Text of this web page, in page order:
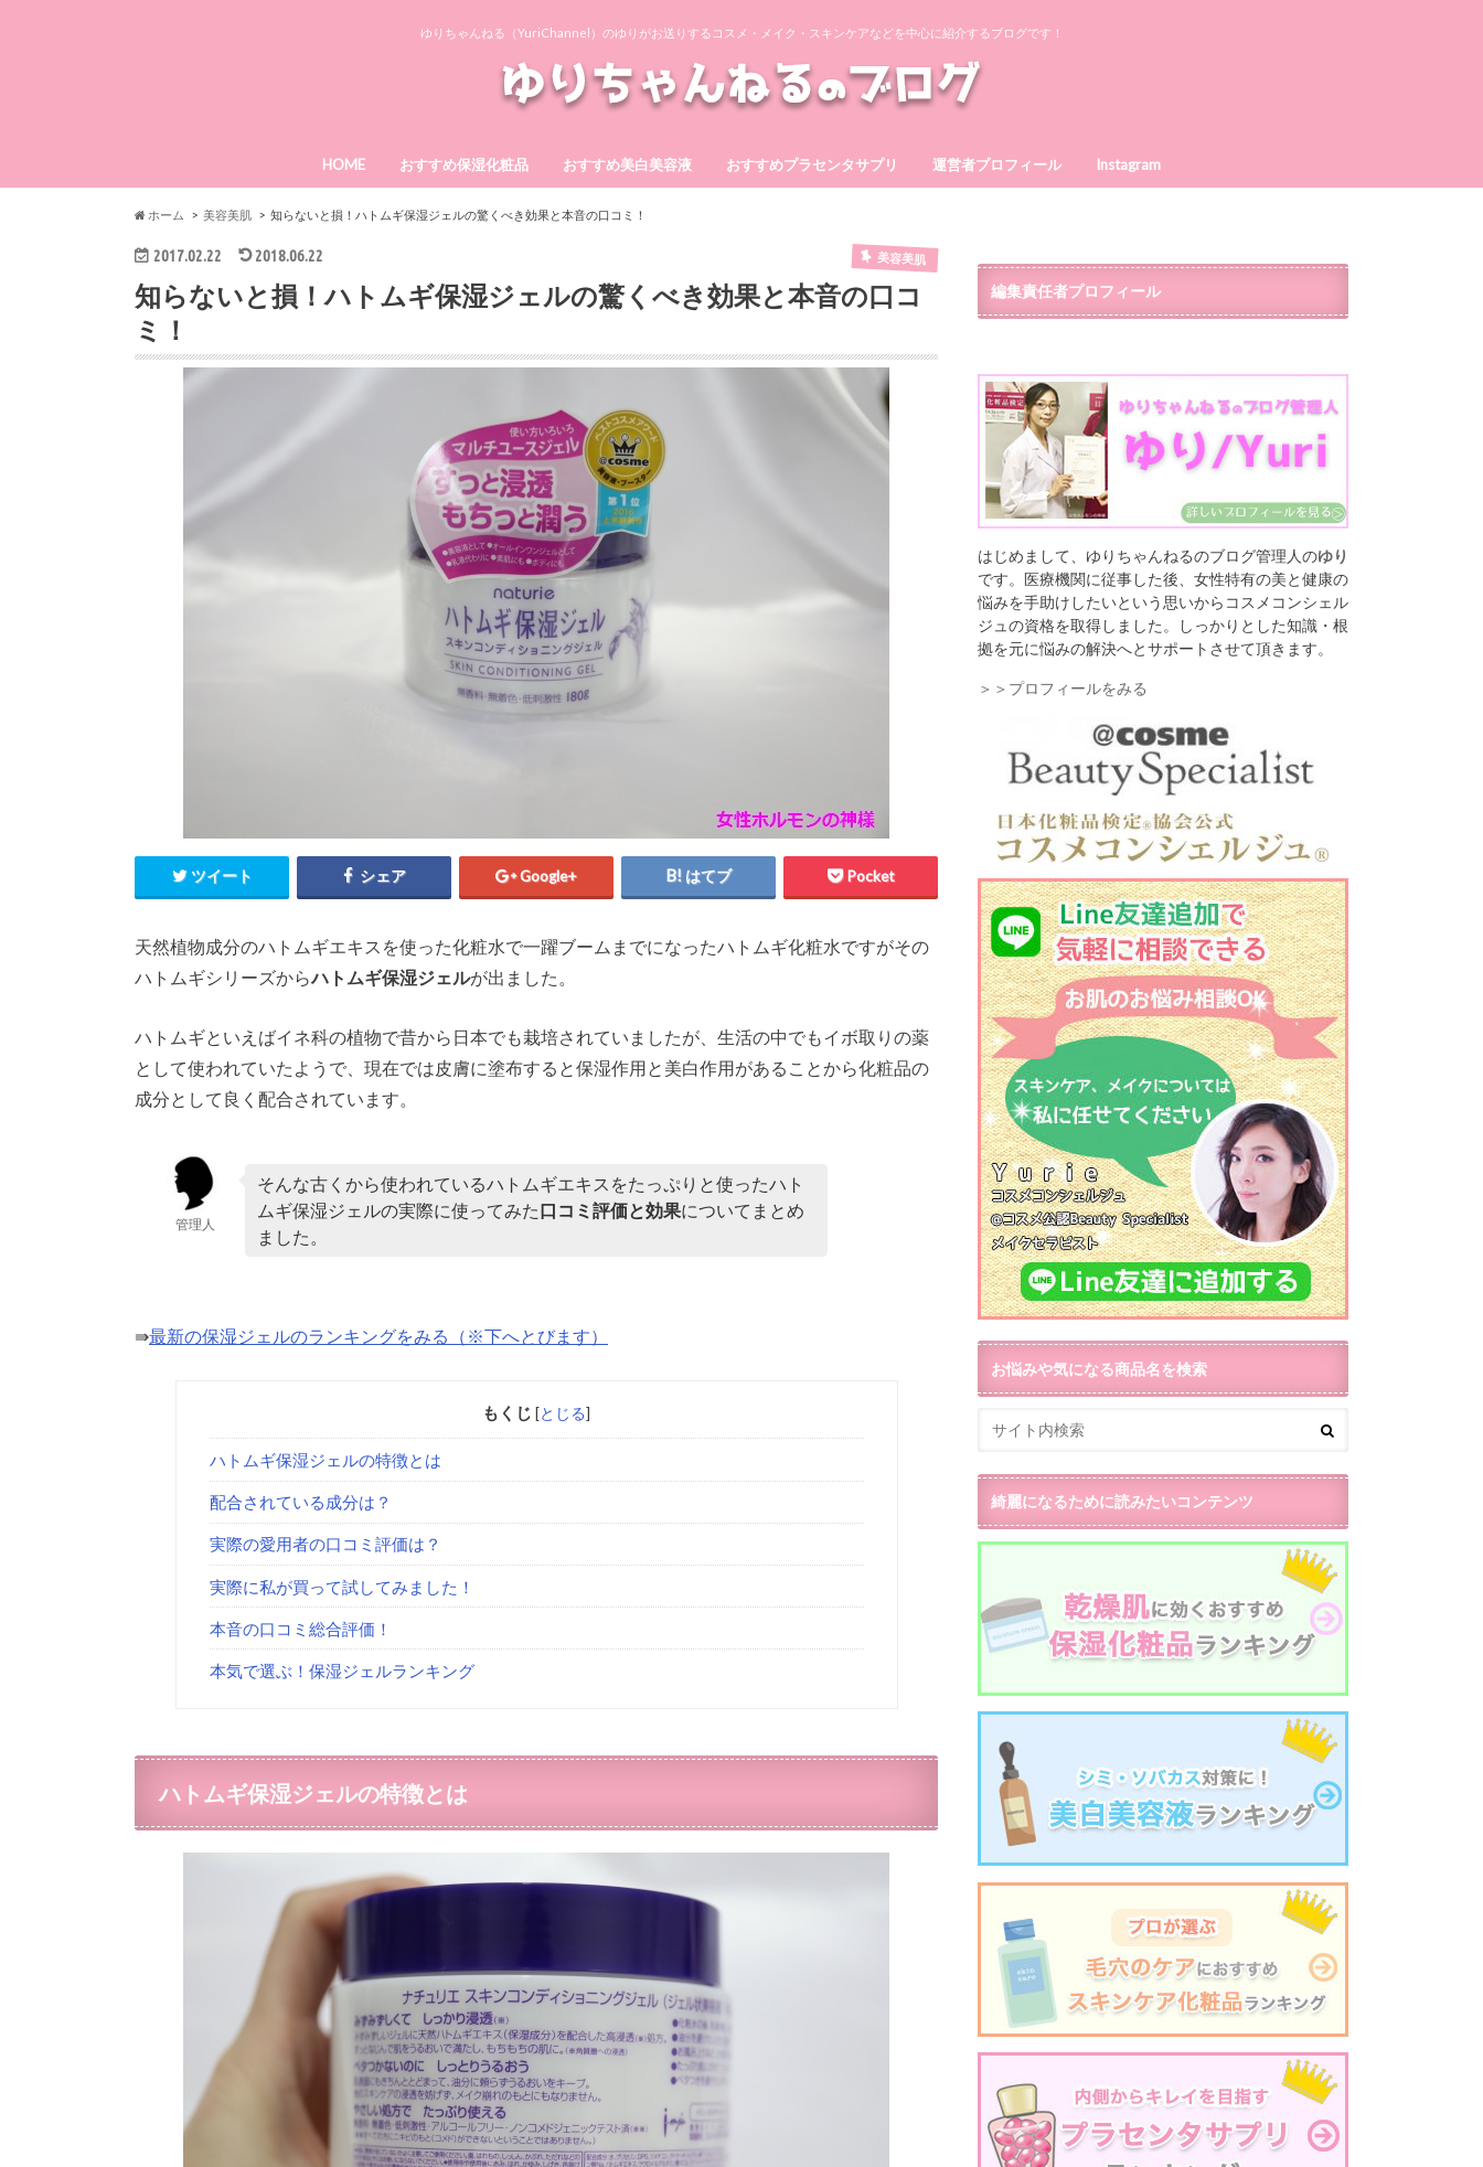
ゆりちゃんねる（YuriChannel）のゆりがお送りするコスメ・メイク・スキンケアなどを中心に紹介するブログです！
HOME おすすめ保湿化粧品 おすすめ美白美容液 おすすめプラセンタサプリ 運営者プロフィール Instagram
ホーム 美容美肌 知らないと損！ハトムギ保湿ジェルの驚くべき効果と本音の口コミ！
2017.02.22 2018.06.22 美容美肌
知らないと損！ハトムギ保湿ジェルの驚くべき効果と本音の口コ
ミ！
ツイート シェア Google+ はてブ Pocket
天然植物成分のハトムギエキスを使った化粧水で一躍ブームまでになったハトムギ化粧水ですがその
ハトムギシリーズからハトムギ保湿ジェルが出ました。
ハトムギといえばイネ科の植物で昔から日本でも栽培されていましたが、生活の中でもイボ取りの薬
として使われていたようで、現在では皮膚に塗布すると保湿作用と美白作用があることから化粧品の
成分として良く配合されています。
管理人
そんな古くから使われているハトムギエキスをたっぷりと使ったハト
ムギ保湿ジェルの実際に使ってみた口コミ評価と効果についてまとめ
ました。
⇛最新の保湿ジェルのランキングをみる（※下へとびます）
もくじ [とじる]
ハトムギ保湿ジェルの特徴とは
配合されている成分は？
実際の愛用者の口コミ評価は？
実際に私が買って試してみました！
本音の口コミ総合評価！
本気で選ぶ！保湿ジェルランキング
ハトムギ保湿ジェルの特徴とは
編集責任者プロフィール
はじめまして、ゆりちゃんねるのブログ管理人のゆり
です。医療機関に従事した後、女性特有の美と健康の
悩みを手助けしたいという思いからコスメコンシェル
ジュの資格を取得しました。しっかりとした知識・根
拠を元に悩みの解決へとサポートさせて頂きます。
＞＞プロフィールをみる
お悩みや気になる商品名を検索
綺麗になるために読みたいコンテンツ